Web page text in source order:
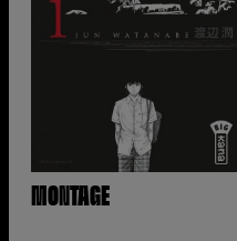
MONTAGE